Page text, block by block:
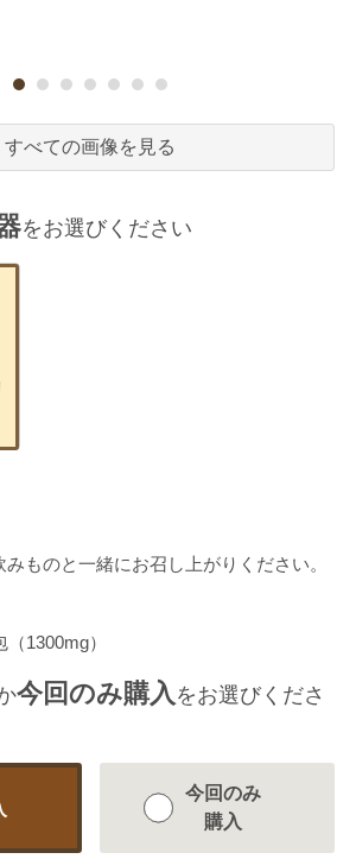
すべての画像を見る
をお選びください
ものと一緒にお召し上がりください。
1300mg）
今回のみ購入 をお選びくださ
今回のみ
購入